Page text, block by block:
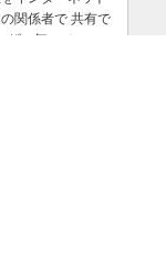
関係者で 共有で
ー毎のメニュ